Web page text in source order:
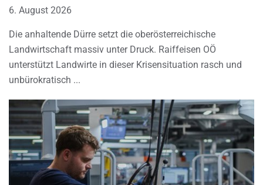
6. August 2026
Die anhaltende Dürre setzt die oberösterreichische
Landwirtschaft massiv unter Druck. Raiffeisen OÖ
unterstützt Landwirte in dieser Krisensituation rasch und
unbürokratisch